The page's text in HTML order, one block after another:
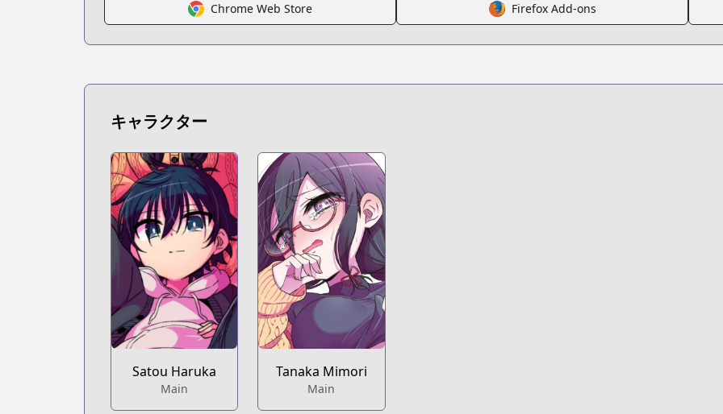
https://www.anime-planet.com/manga/https://www.cdjapan.co.jp/product/NEOBK-2737395
MangaUpdates
https://www.mangaupdates.com/series.html?id=trw8dku
Book☆Walker
Chrome Web Store Firefox Add-ons
キャラクター
Satou Haruka
Main
Tanaka Mimori
Main